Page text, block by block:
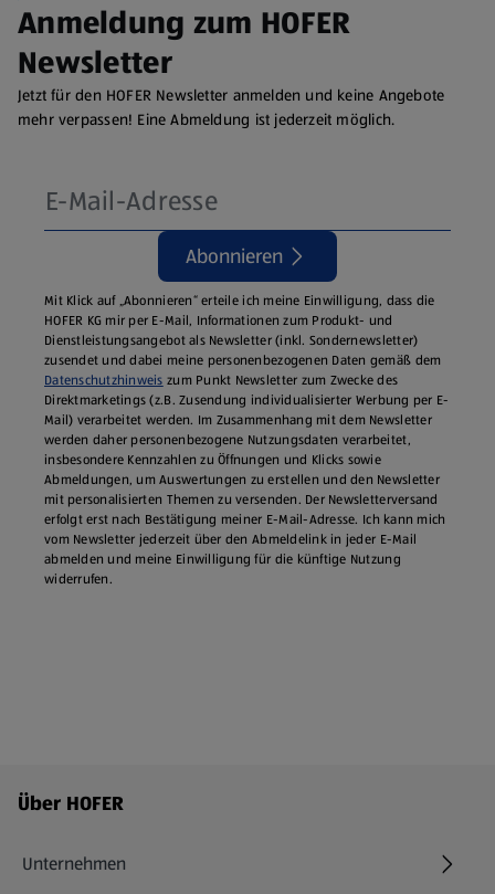
Anmeldung zum HOFER
Newsletter
Jetzt für den HOFER Newsletter anmelden und keine Angebote
mehr verpassen! Eine Abmeldung ist jederzeit möglich.
Abonnieren
Mit Klick auf „Abonnieren“ erteile ich meine Einwilligung, dass die
HOFER KG mir per E-Mail, Informationen zum Produkt- und
Dienstleistungsangebot als Newsletter (inkl. Sondernewsletter)
zusendet und dabei meine personenbezogenen Daten gemäß dem
Datenschutzhinweis zum Punkt Newsletter zum Zwecke des
Direktmarketings (z.B. Zusendung individualisierter Werbung per E-
Mail) verarbeitet werden. Im Zusammenhang mit dem Newsletter
werden daher personenbezogene Nutzungsdaten verarbeitet,
insbesondere Kennzahlen zu Öffnungen und Klicks sowie
Abmeldungen, um Auswertungen zu erstellen und den Newsletter
mit personalisierten Themen zu versenden. Der Newsletterversand
erfolgt erst nach Bestätigung meiner E-Mail-Adresse. Ich kann mich
vom Newsletter jederzeit über den Abmeldelink in jeder E‑Mail
abmelden und meine Einwilligung für die künftige Nutzung
widerrufen.
Fußzeilenmenü - weitere Links
Über HOFER
Unternehmen